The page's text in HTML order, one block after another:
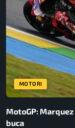
MOTORI
MotoGP:
buca